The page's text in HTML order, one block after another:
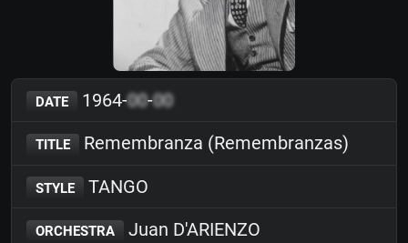
DATE 1964-00-00
TITLE Remembranza (Remembranzas)
STYLE TANGO
ORCHESTRA Juan D'ARIENZO